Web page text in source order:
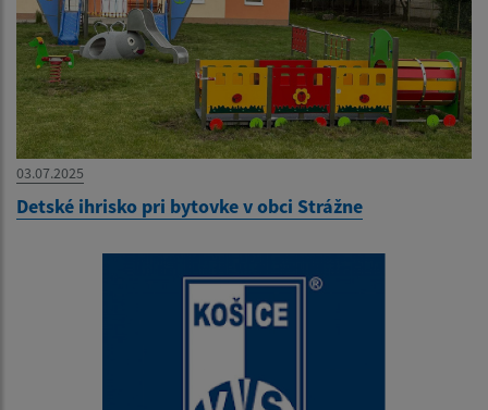
03.07.2025
Detské ihrisko pri bytovke v obci Strážne